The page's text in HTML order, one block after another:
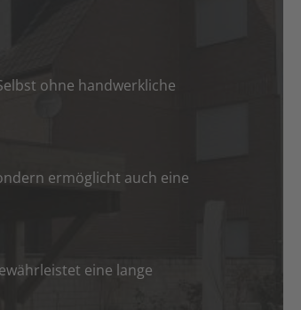
ohne handwerkliche
ermöglicht auch eine
eine lange